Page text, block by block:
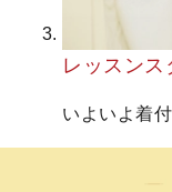
レッスンス
いよいよ着